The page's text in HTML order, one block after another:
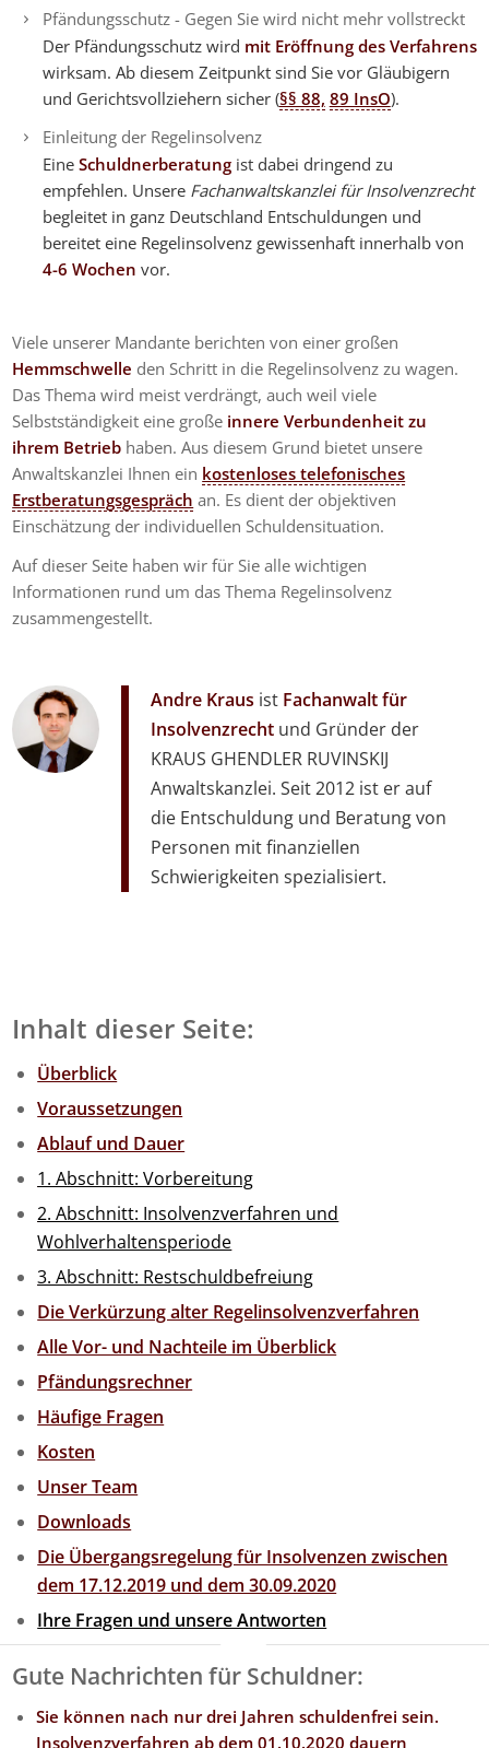
Pfändungsschutz - Gegen Sie wird nicht mehr vollstreckt
Der Pfändungsschutz wird mit Eröffnung des Verfahrens
wirksam. Ab diesem Zeitpunkt sind Sie vor Gläubigern
und Gerichtsvollziehern sicher (§§ 88, 89 InsO).
Einleitung der Regelinsolvenz
Eine Schuldnerberatung ist dabei dringend zu
empfehlen. Unsere Fachanwaltskanzlei für Insolvenzrecht
begleitet in ganz Deutschland Entschuldungen und
bereitet eine Regelinsolvenz gewissenhaft innerhalb von
4-6 Wochen vor.
Viele unserer Mandante berichten von einer großen
Hemmschwelle den Schritt in die Regelinsolvenz zu wagen.
Das Thema wird meist verdrängt, auch weil viele
Selbstständigkeit eine große innere Verbundenheit zu
ihrem Betrieb haben. Aus diesem Grund bietet unsere
Anwaltskanzlei Ihnen ein kostenloses telefonisches
Erstberatungsgespräch an. Es dient der objektiven
Einschätzung der individuellen Schuldensituation.
Auf dieser Seite haben wir für Sie alle wichtigen
Informationen rund um das Thema Regelinsolvenz
zusammengestellt.
Andre Kraus ist Fachanwalt für
Insolvenzrecht und Gründer der
KRAUS GHENDLER RUVINSKIJ
Anwaltskanzlei. Seit 2012 ist er auf
die Entschuldung und Beratung von
Personen mit finanziellen
Schwierigkeiten spezialisiert.
Inhalt dieser Seite:
Überblick
Voraussetzungen
Ablauf und Dauer
1. Abschnitt: Vorbereitung
2. Abschnitt: Insolvenzverfahren und
Wohlverhaltensperiode
3. Abschnitt: Restschuldbefreiung
Die Verkürzung alter Regelinsolvenzverfahren
Alle Vor- und Nachteile im Überblick
Pfändungsrechner
Häufige Fragen
Kosten
Unser Team
Downloads
Die Übergangsregelung für Insolvenzen zwischen
dem 17.12.2019 und dem 30.09.2020
Ihre Fragen und unsere Antworten
Gute Nachrichten für Schuldner:
Sie können nach nur drei Jahren schuldenfrei sein.
Insolvenzverfahren ab dem 01.10.2020 dauern